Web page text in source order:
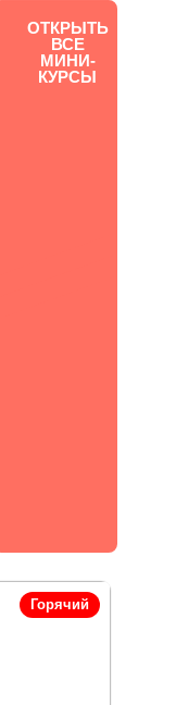
ОТКРЫТЬ
ВСЕ
МИНИ-
КУРСЫ
Горячий